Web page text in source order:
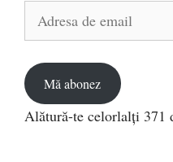
Adresa
Mă abonez
Alătură-te celorlalți 371